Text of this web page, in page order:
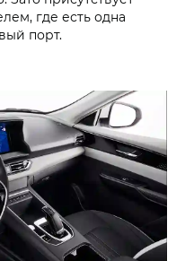
где есть одна
порт.